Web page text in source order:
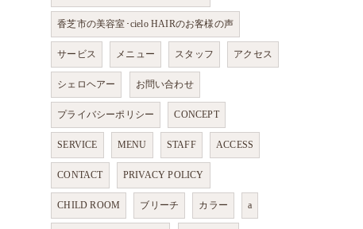
香芝市の美容室･cielo HAIRのお客様の声
サービス メニュー スタッフ アクセス
シェロヘアー お問い合わせ
プライバシーポリシー CONCEPT
SERVICE MENU STAFF ACCESS
CONTACT PRIVACY POLICY
CHILD ROOM ブリーチ カラー a